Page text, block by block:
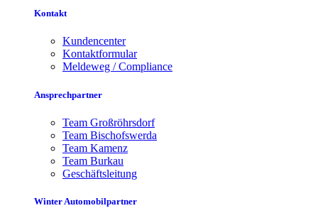
Kontakt
Kundencenter
Kontaktformular
Meldeweg / Compliance
Ansprechpartner
Team Großröhrsdorf
Team Bischofswerda
Team Kamenz
Team Burkau
Geschäftsleitung
Winter Automobilpartner